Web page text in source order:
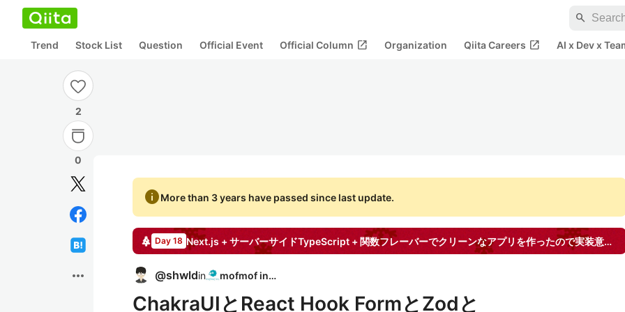
search
Trend Stock List Question Official Event Official Column open_in_new Organization Qiita Careers open_in_new AI x Dev x
2
0
more_horiz
infoMore than 3 years have passed since last update.
Day 18 Next.js + サーバーサイドTypeScript + 関数フレーバーでクリーンなアプリを作ったので実装意図とか書く
@shwldin mofmof inc.
ChakraUIとReact Hook FormとZodと